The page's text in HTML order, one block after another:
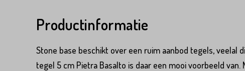
Productinformatie
Stone base beschikt over een ruim aanbod tegels, veelal
tegel 5 cm Pietra Basalto is daar een mooi voorbeeld